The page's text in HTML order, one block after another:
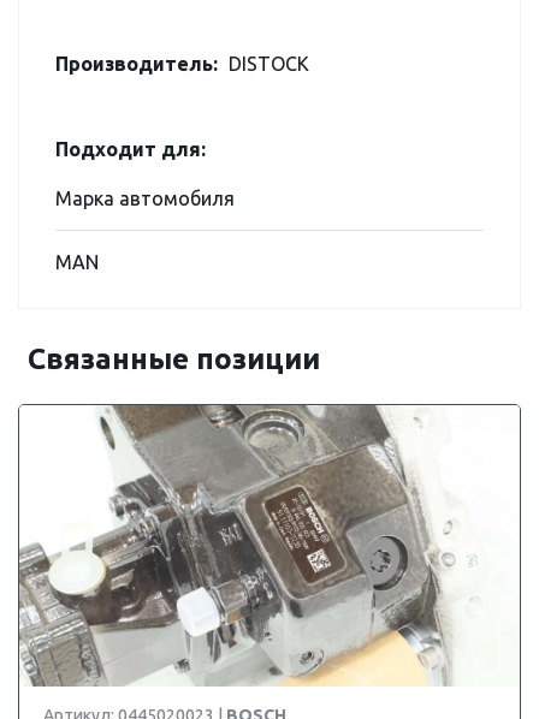
Производитель: DISTOCK
Подходит для:
Марка автомобиля
MAN
Связанные позиции